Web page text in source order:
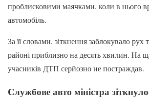
проблисковими маячками, коли в нього
автомобіль.
За її словами, зіткнення заблокувало рух
районі приблизно на десять хвилин. На
учасників ДТП серйозно не постраждав.
Службове авто міністра